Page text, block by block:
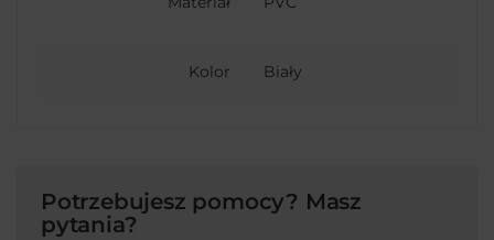
Kolor Biały
Potrzebujesz pomocy? Masz
pytania?